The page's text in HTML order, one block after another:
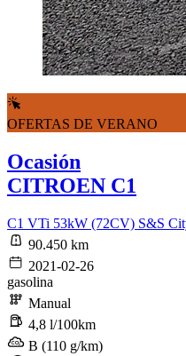
OFERTAS DE VERANO
Ocasión
CITROEN C1
C1 VTi 53kW (72CV) S&S
90.450 km
2021-02-26
gasolina
Manual
4,8 l/100km
B (110 g/km)